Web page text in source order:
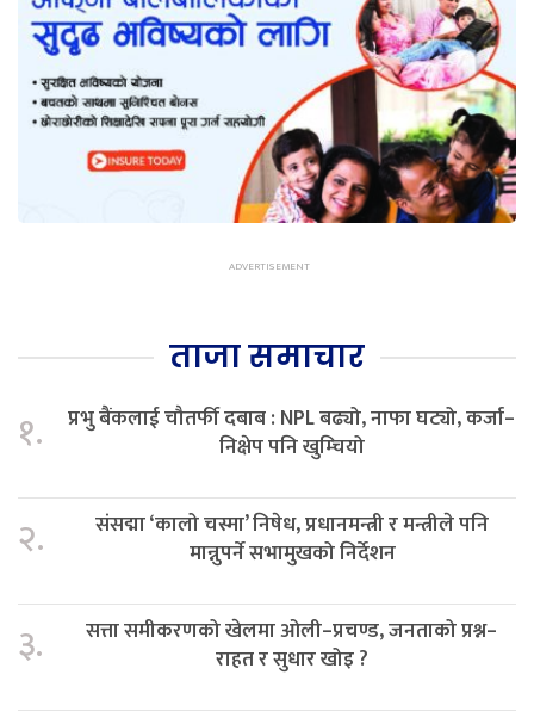
ताजा समाचार
१.
प्रभु बैंकलाई चौतर्फी दबाब : NPL बढ्यो, नाफा घट्यो, कर्जा–
निक्षेप पनि खुम्चियो
२.
संसद्मा ‘कालो चस्मा’ निषेध, प्रधानमन्त्री र मन्त्रीले पनि
मान्नुपर्ने सभामुखको निर्देशन
३.
सत्ता समीकरणको खेलमा ओली–प्रचण्ड, जनताको प्रश्न–
राहत र सुधार खोइ ?